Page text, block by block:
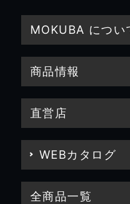
MOKUBA につい
商品情報
直営店
WEBカタログ
全商品一覧